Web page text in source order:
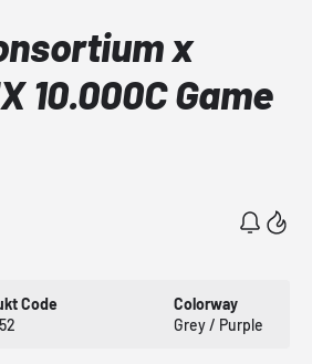
x
10.000C Game
Code
Colorway
Grey / Purple